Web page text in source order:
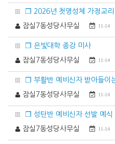
❐ 2026년 첫영성체 가정교리
잠실7동성당사무실
11-14
❐ 은빛대학 종강 미사
잠실7동성당사무실
11-14
❐ 부활반 예비신자 받아들이
잠실7동성당사무실
11-14
❐ 성탄반 예비신자 선발 예식
잠실7동성당사무실
11-14